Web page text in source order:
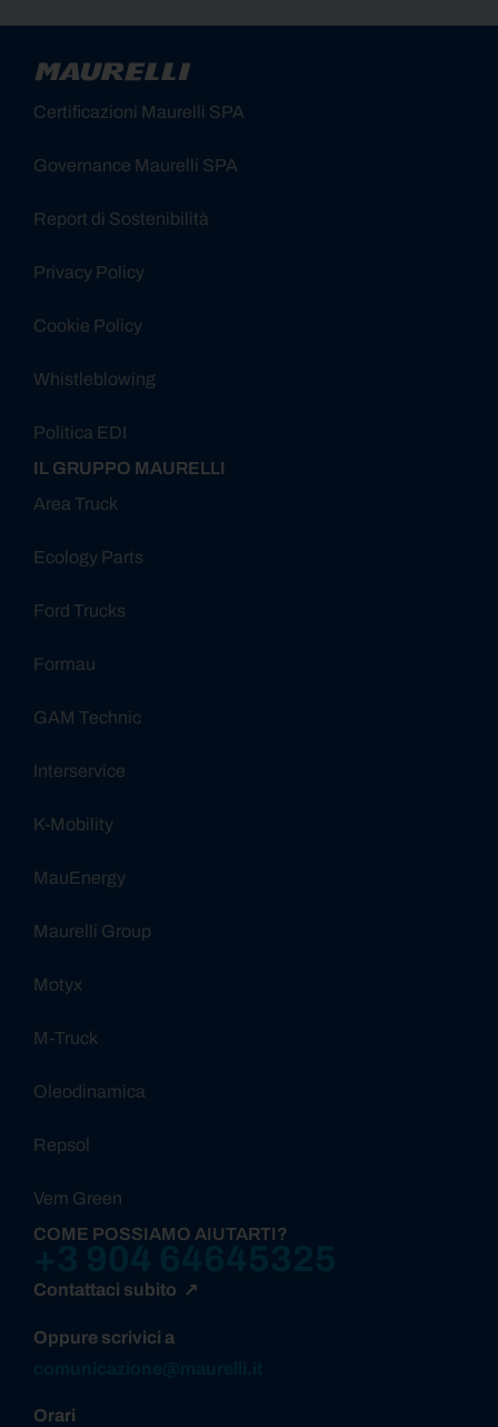
Certificazioni Maurelli SPA
Governance Maurelli SPA
Report di Sostenibilità
Privacy Policy
Cookie Policy
Whistleblowing
Politica EDI
IL GRUPPO MAURELLI
Area Truck
Ecology Parts
Ford Trucks
Formau
GAM Technic
Interservice
K-Mobility
MauEnergy
Maurelli Group
Motyx
M-Truck
Oleodinamica
Repsol
Vem Green
COME POSSIAMO AIUTARTI?
Contattaci subito ↗
Oppure scrivici a
Orari